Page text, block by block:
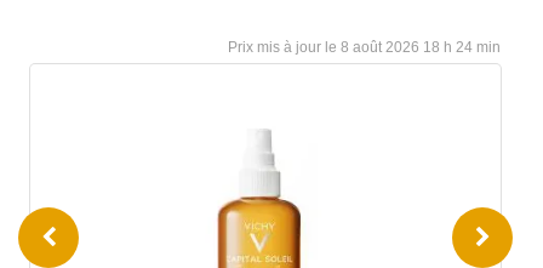
8 août 2026 18 h 24 min